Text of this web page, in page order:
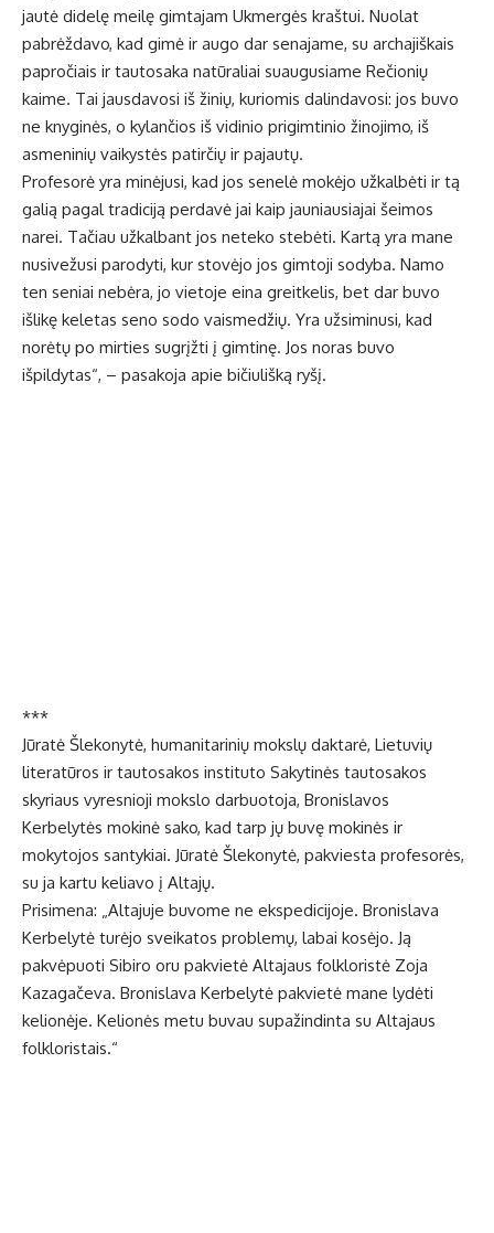
jautė didelę meilę gimtajam Ukmergės kraštui. Nuolat
pabrėždavo, kad gimė ir augo dar senajame, su archajiškais
papročiais ir tautosaka natūraliai suaugusiame Rečionių
kaime. Tai jausdavosi iš žinių, kuriomis dalindavosi: jos buvo
ne knyginės, o kylančios iš vidinio prigimtinio žinojimo, iš
asmeninių vaikystės patirčių ir pajautų.
Profesorė yra minėjusi, kad jos senelė mokėjo užkalbėti ir tą
galią pagal tradiciją perdavė jai kaip jauniausiajai šeimos
narei. Tačiau užkalbant jos neteko stebėti. Kartą yra mane
nusivežusi parodyti, kur stovėjo jos gimtoji sodyba. Namo
ten seniai nebėra, jo vietoje eina greitkelis, bet dar buvo
išlikę keletas seno sodo vaismedžių. Yra užsiminusi, kad
norėtų po mirties sugrįžti į gimtinę. Jos noras buvo
išpildytas“, – pasakoja apie bičiulišką ryšį.
***
Jūratė Šlekonytė, humanitarinių mokslų daktarė, Lietuvių
literatūros ir tautosakos instituto Sakytinės tautosakos
skyriaus vyresnioji mokslo darbuotoja, Bronislavos
Kerbelytės mokinė sako, kad tarp jų buvę mokinės ir
mokytojos santykiai. Jūratė Šlekonytė, pakviesta profesorės,
su ja kartu keliavo į Altajų.
Prisimena: „Altajuje buvome ne ekspedicijoje. Bronislava
Kerbelytė turėjo sveikatos problemų, labai kosėjo. Ją
pakvėpuoti Sibiro oru pakvietė Altajaus folkloristė Zoja
Kazagačeva. Bronislava Kerbelytė pakvietė mane lydėti
kelionėje. Kelionės metu buvau supažindinta su Altajaus
folkloristais.“